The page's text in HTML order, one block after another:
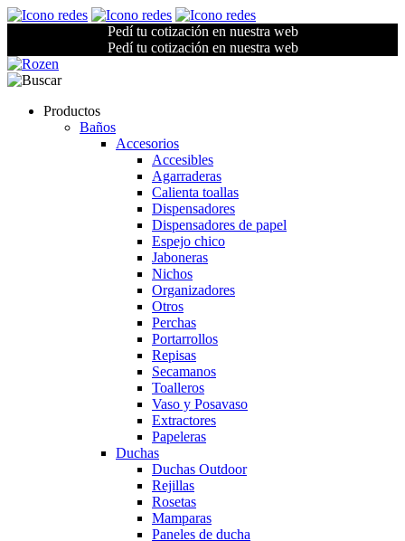
Pedí tu cotización en nuestra web
Pedí tu cotización en nuestra web
Productos
Baños
Accesorios
Accesibles
Agarraderas
Calienta toallas
Dispensadores
Dispensadores de papel
Espejo chico
Jaboneras
Nichos
Organizadores
Otros
Perchas
Portarrollos
Repisas
Secamanos
Toalleros
Vaso y Posavaso
Extractores
Papeleras
Duchas
Duchas Outdoor
Rejillas
Rosetas
Mamparas
Paneles de ducha